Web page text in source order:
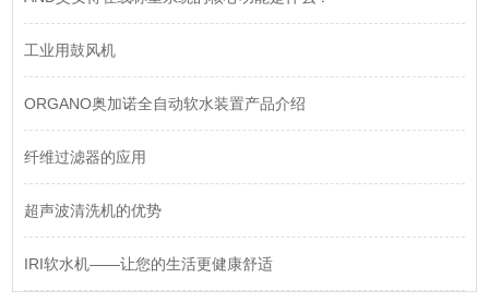
工业用鼓风机
ORGANO奥加诺全自动软水装置产品介绍
纤维过滤器的应用
超声波清洗机的优势
IRI软水机——让您的生活更健康舒适